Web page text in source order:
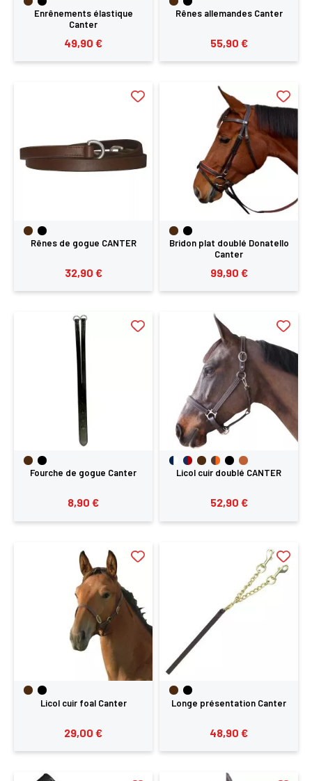
Enrênements élastique
Canter
49,90 €
Rênes allemandes Canter
55,90 €
Rênes de gogue CANTER
32,90 €
Bridon plat doublé Donatello
Canter
99,90 €
Fourche de gogue Canter
8,90 €
Licol cuir doublé CANTER
52,90 €
Licol cuir foal Canter
29,00 €
Longe présentation Canter
48,90 €